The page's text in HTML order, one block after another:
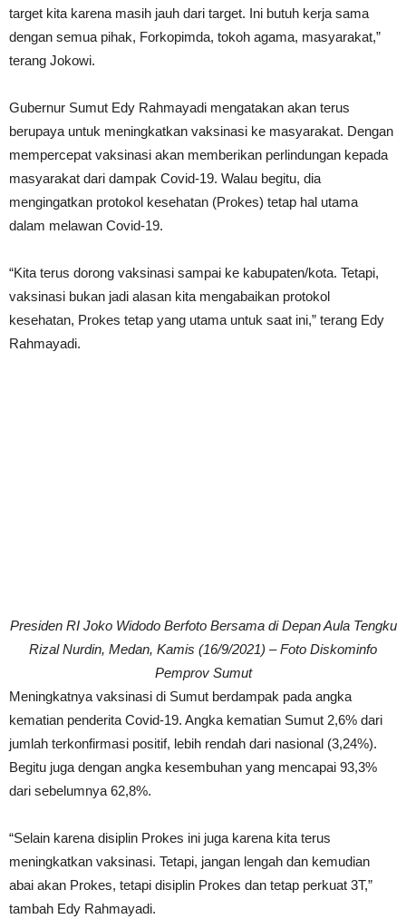
target kita karena masih jauh dari target. Ini butuh kerja sama
dengan semua pihak, Forkopimda, tokoh agama, masyarakat,”
terang Jokowi.
Gubernur Sumut Edy Rahmayadi mengatakan akan terus
berupaya untuk meningkatkan vaksinasi ke masyarakat. Dengan
mempercepat vaksinasi akan memberikan perlindungan kepada
masyarakat dari dampak Covid-19. Walau begitu, dia
mengingatkan protokol kesehatan (Prokes) tetap hal utama
dalam melawan Covid-19.
“Kita terus dorong vaksinasi sampai ke kabupaten/kota. Tetapi,
vaksinasi bukan jadi alasan kita mengabaikan protokol
kesehatan, Prokes tetap yang utama untuk saat ini,” terang Edy
Rahmayadi.
Presiden RI Joko Widodo Berfoto Bersama di Depan Aula Tengku
Rizal Nurdin, Medan, Kamis (16/9/2021) – Foto Diskominfo
Pemprov Sumut
Meningkatnya vaksinasi di Sumut berdampak pada angka
kematian penderita Covid-19. Angka kematian Sumut 2,6% dari
jumlah terkonfirmasi positif, lebih rendah dari nasional (3,24%).
Begitu juga dengan angka kesembuhan yang mencapai 93,3%
dari sebelumnya 62,8%.
“Selain karena disiplin Prokes ini juga karena kita terus
meningkatkan vaksinasi. Tetapi, jangan lengah dan kemudian
abai akan Prokes, tetapi disiplin Prokes dan tetap perkuat 3T,”
tambah Edy Rahmayadi.